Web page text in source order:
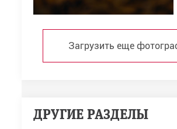
Загрузить еще
ДРУГИЕ РАЗДЕЛЫ